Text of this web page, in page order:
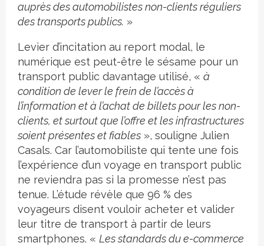
auprès des automobilistes non-clients réguliers
des transports publics. »
Levier d’incitation au report modal, le
numérique est peut-être le sésame pour un
transport public davantage utilisé, « à
condition de lever le frein de l’accès à
l’information et à l’achat de billets pour les non-
clients, et surtout que l’offre et les infrastructures
soient présentes et fiables », souligne Julien
Casals. Car l’automobiliste qui tente une fois
l’expérience d’un voyage en transport public
ne reviendra pas si la promesse n’est pas
tenue. L’étude révèle que 96 % des
voyageurs disent vouloir acheter et valider
leur titre de transport à partir de leurs
smartphones. « Les standards du e-commerce